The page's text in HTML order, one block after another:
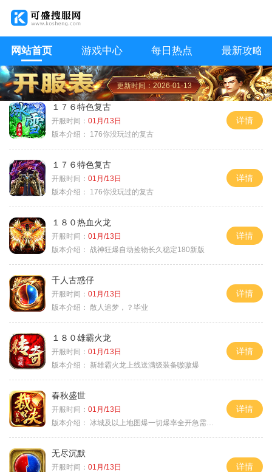
网站首页 游戏中心 每日热点 最新攻略
更新时间：2026-01-13
１７６特色复古
开服时间： 01月/13日
版本介绍：
176你没玩过的复古
详情
１７６特色复古
开服时间： 01月/13日
版本介绍：
176你没玩过的复古
详情
１８０热血火龙
开服时间： 01月/13日
版本介绍： 战神狂爆自动捡物长久稳定180新版
详情
千人古惑仔
开服时间： 01月/13日
版本介绍： 散人追梦，？毕业
详情
１８０雄霸火龙
开服时间： 01月/13日
版本介绍：
新雄霸火龙上线送满级装备嗷嗷爆
详情
春秋盛世
开服时间： 01月/13日
版本介绍：
冰城及以上地图爆一切爆率全开急需材料
详情
无尽沉默
开服时间： 01月/13日
详情